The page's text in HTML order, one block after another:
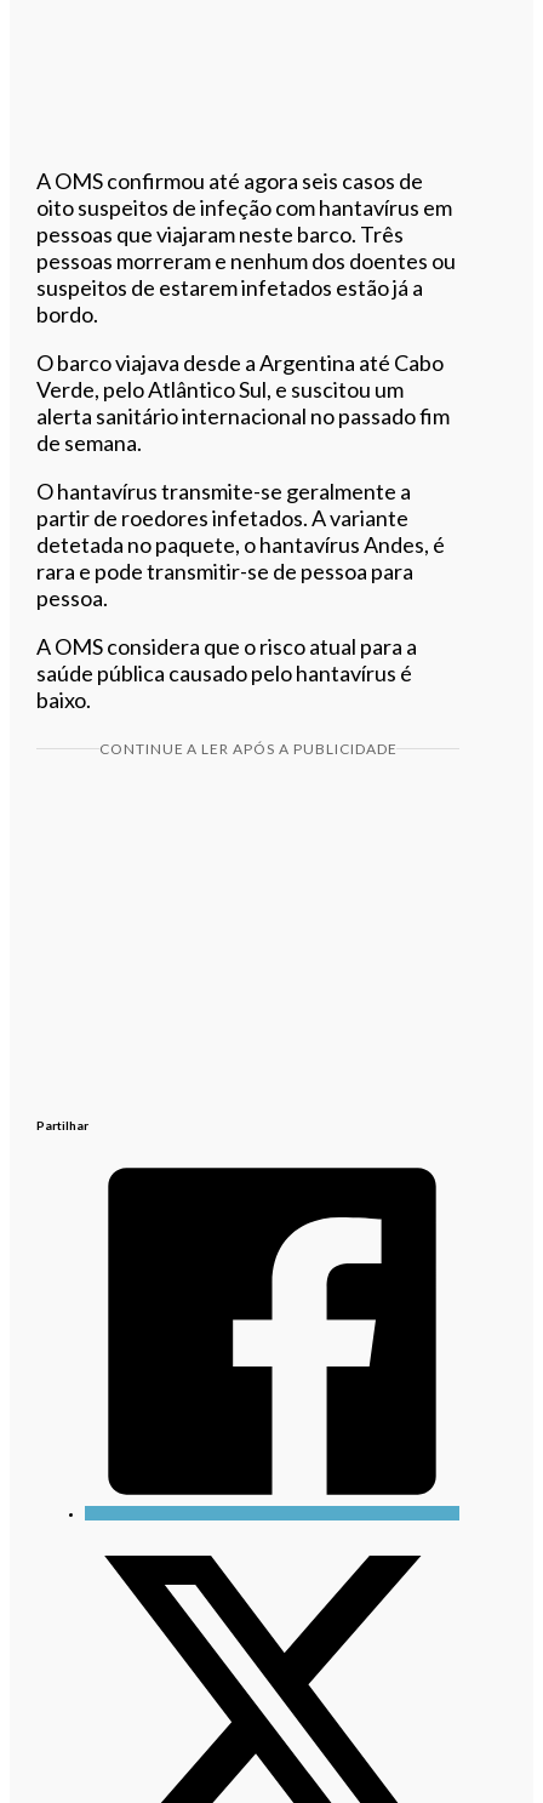
A OMS confirmou até agora seis casos de
oito suspeitos de infeção com hantavírus em
pessoas que viajaram neste barco. Três
pessoas morreram e nenhum dos doentes ou
suspeitos de estarem infetados estão já a
bordo.
O barco viajava desde a Argentina até Cabo
Verde, pelo Atlântico Sul, e suscitou um
alerta sanitário internacional no passado fim
de semana.
O hantavírus transmite-se geralmente a
partir de roedores infetados. A variante
detetada no paquete, o hantavírus Andes, é
rara e pode transmitir-se de pessoa para
pessoa.
A OMS considera que o risco atual para a
saúde pública causado pelo hantavírus é
baixo.
CONTINUE A LER APÓS A PUBLICIDADE
Partilhar